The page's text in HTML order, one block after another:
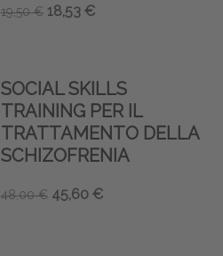
19,50 € 18,53 €
SOCIAL SKILLS
TRAINING PER IL
TRATTAMENTO DELLA
SCHIZOFRENIA
48,00 € 45,60 €